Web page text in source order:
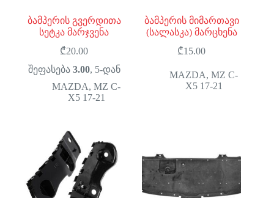
ბამპერის გვერდითა
სეტკა მარჯვენა
₾20.00
შეფასება 3.00, 5-დან
MAZDA,MZ C-
X5 17-21
ბამპერის მიმართავი
(სალასკა) მარცხენა
₾15.00
MAZDA,MZ C-
X5 17-21